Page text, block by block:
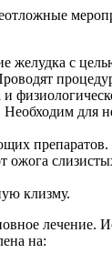
желудка с
Необходим для
ожога
клизму.
лечение.
на: